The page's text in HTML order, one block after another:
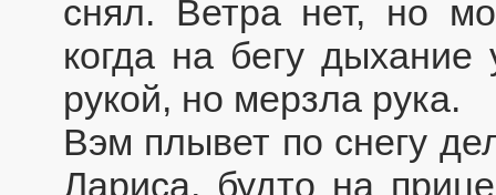
снял. Ветра нет, но
когда на бегу
рукой, но мерзла рука.
Вэм плывет по снегу
Лариса, будто на